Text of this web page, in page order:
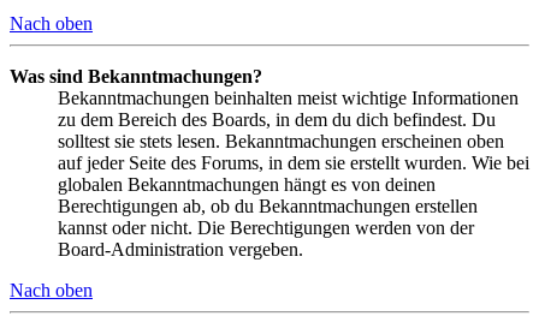
Nach oben
Was sind Bekanntmachungen?
Bekanntmachungen beinhalten meist wichtige Informationen
zu dem Bereich des Boards, in dem du dich befindest. Du
solltest sie stets lesen. Bekanntmachungen erscheinen oben
auf jeder Seite des Forums, in dem sie erstellt wurden. Wie bei
globalen Bekanntmachungen hängt es von deinen
Berechtigungen ab, ob du Bekanntmachungen erstellen
kannst oder nicht. Die Berechtigungen werden von der
Board-Administration vergeben.
Nach oben